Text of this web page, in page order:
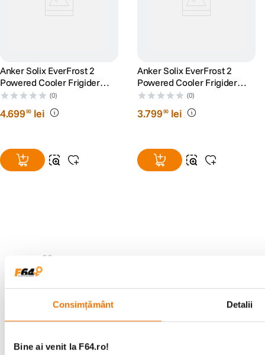
Consimțământ Detalii
Bine ai venit la F64.ro!
Anker Solix EverFrost 2
Powered Cooler Frigider
Portabil cu Baterie Inclusa
(0)
4.69990 lei
Anker Solix EverFrost 2
Powered Cooler Frigider
Portabil cu Baterie Inclusa
(0)
3.79990 lei